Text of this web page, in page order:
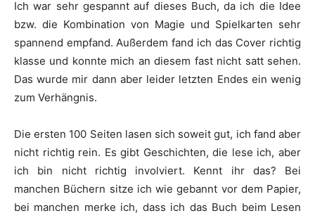
Ich war sehr gespannt auf dieses Buch, da ich die Idee
bzw. die Kombination von Magie und Spielkarten sehr
spannend empfand. Außerdem fand ich das Cover richtig
klasse und konnte mich an diesem fast nicht satt sehen.
Das wurde mir dann aber leider letzten Endes ein wenig
zum Verhängnis.
Die ersten 100 Seiten lasen sich soweit gut, ich fand aber
nicht richtig rein. Es gibt Geschichten, die lese ich, aber
ich bin nicht richtig involviert. Kennt ihr das? Bei
manchen Büchern sitze ich wie gebannt vor dem Papier,
bei manchen merke ich, dass ich das Buch beim Lesen